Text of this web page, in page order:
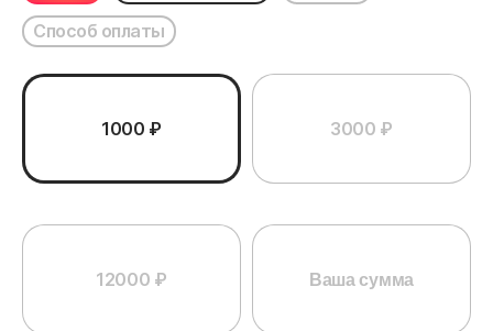
Способ оплаты
1000 ₽ 3000 ₽
12000 ₽